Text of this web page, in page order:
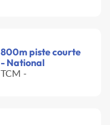
800m piste courte
- National
TCM -